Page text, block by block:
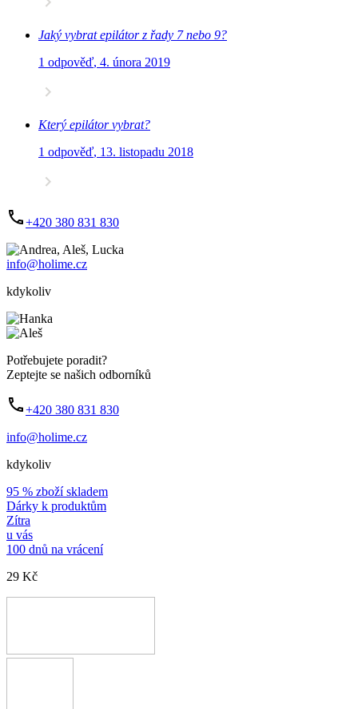
Jaký vybrat epilátor z řady 7 nebo 9?
1 odpověď, 4. února 2019
Který epilátor vybrat?
1 odpověď, 13. listopadu 2018
+420 380 831 830
info@holime.cz
kdykoliv
Potřebujete poradit?
Zeptejte se našich odborníků
+420 380 831 830
info@holime.cz
kdykoliv
95 % zboží skladem
Dárky k produktům
Zítra
u vás
100 dnů na vrácení
29 Kč